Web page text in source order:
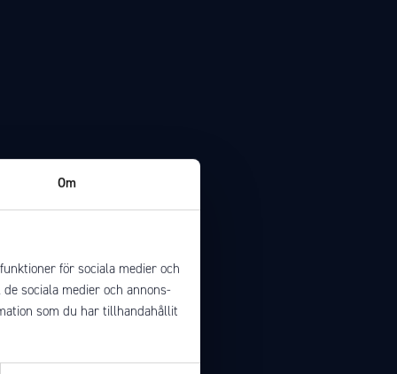
Om
för sociala medier och
sociala medier och annons-
som du har tillhandahållit